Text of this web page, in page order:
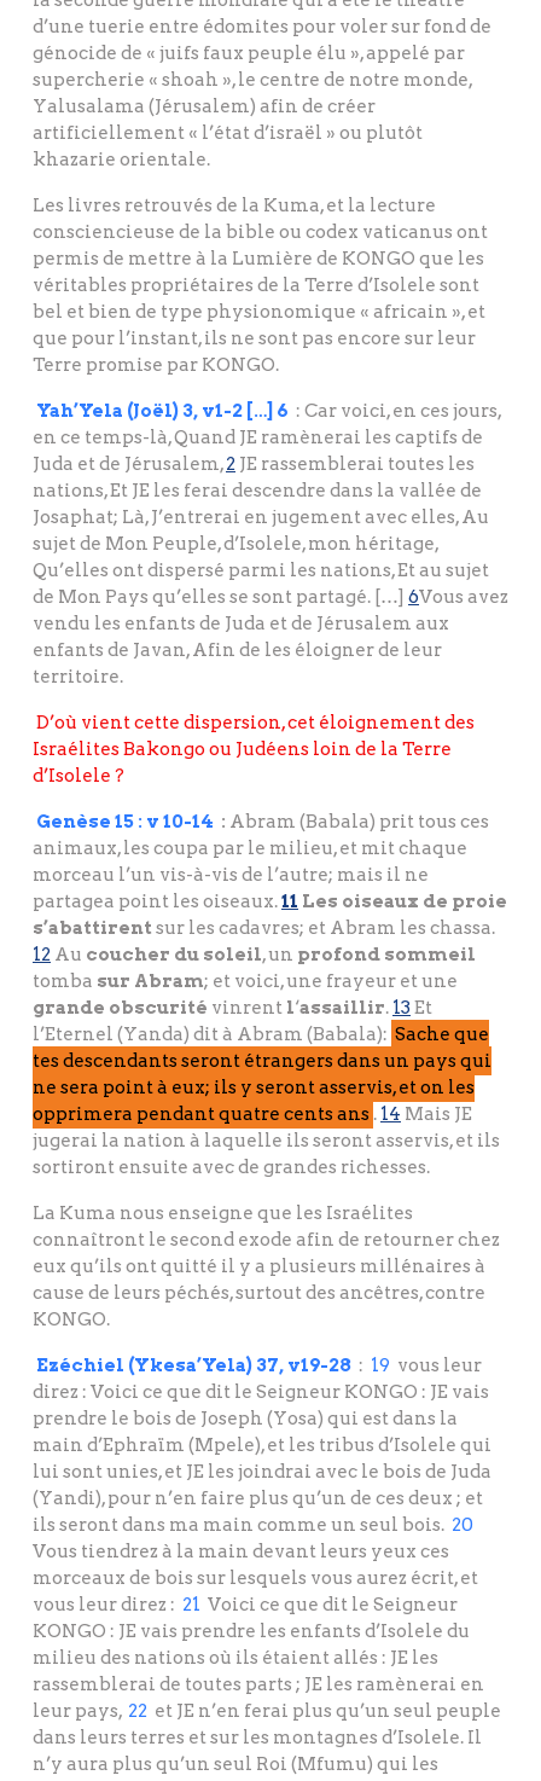
d’une tuerie entre édomites pour voler sur fond de
génocide de « juifs faux peuple élu », appelé par
supercherie « shoah », le centre de notre monde,
Yalusalama (Jérusalem) afin de créer
artificiellement « l’état d’israël » ou plutôt
khazarie orientale.
Les livres retrouvés de la Kuma, et la lecture
consciencieuse de la bible ou codex vaticanus ont
permis de mettre à la Lumière de KONGO que les
véritables propriétaires de la Terre d’Isolele sont
bel et bien de type physionomique « africain », et
que pour l’instant, ils ne sont pas encore sur leur
Terre promise par KONGO.
Yah’Yela (Joël) 3, v1-2 […] 6 : Car voici, en ces jours,
en ce temps-là, Quand JE ramènerai les captifs de
Juda et de Jérusalem,2 JE rassemblerai toutes les
nations, Et JE les ferai descendre dans la vallée de
Josaphat; Là, J’entrerai en jugement avec elles, Au
sujet de Mon Peuple, d’Isolele, mon héritage,
Qu’elles ont dispersé parmi les nations, Et au sujet
de Mon Pays qu’elles se sont partagé. […] 6Vous avez
vendu les enfants de Juda et de Jérusalem aux
enfants de Javan, Afin de les éloigner de leur
territoire.
D’où vient cette dispersion, cet éloignement des
Israélites Bakongo ou Judéens loin de la Terre
d’Isolele ?
Genèse 15 : v 10-14 : Abram (Babala) prit tous ces
animaux, les coupa par le milieu, et mit chaque
morceau l’un vis-à-vis de l’autre; mais il ne
partagea point les oiseaux.11 Les oiseaux de proie
s’abattirent sur les cadavres; et Abram les chassa.
12 Au coucher du soleil, un profond sommeil
tomba sur Abram; et voici, une frayeur et une
grande obscurité vinrent l‘assaillir. 13 Et
l’Eternel (Yanda) dit à Abram (Babala): Sache que
tes descendants seront étrangers dans un pays qui
ne sera point à eux; ils y seront asservis, et on les
opprimera pendant quatre cents ans . 14 Mais JE
jugerai la nation à laquelle ils seront asservis, et ils
sortiront ensuite avec de grandes richesses.
La Kuma nous enseigne que les Israélites
connaîtront le second exode afin de retourner chez
eux qu’ils ont quitté il y a plusieurs millénaires à
cause de leurs péchés, surtout des ancêtres, contre
KONGO.
Ezéchiel (Ykesa’Yela) 37, v19-28 : 19 vous leur
direz : Voici ce que dit le Seigneur KONGO : JE vais
prendre le bois de Joseph (Yosa) qui est dans la
main d’Ephraïm (Mpele), et les tribus d’Isolele qui
lui sont unies, et JE les joindrai avec le bois de Juda
(Yandi), pour n’en faire plus qu’un de ces deux ; et
ils seront dans ma main comme un seul bois. 20
Vous tiendrez à la main devant leurs yeux ces
morceaux de bois sur lesquels vous aurez écrit, et
vous leur direz : 21 Voici ce que dit le Seigneur
KONGO : JE vais prendre les enfants d’Isolele du
milieu des nations où ils étaient allés : JE les
rassemblerai de toutes parts ; JE les ramènerai en
leur pays, 22 et JE n’en ferai plus qu’un seul peuple
dans leurs terres et sur les montagnes d’Isolele. Il
n’y aura plus qu’un seul Roi (Mfumu) qui les